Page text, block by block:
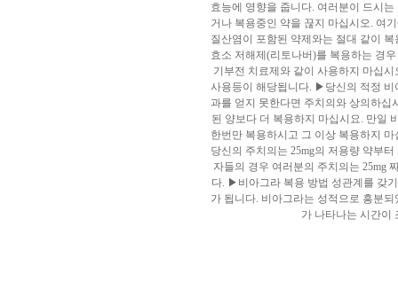
효능에 영향을 줍니다. 여러분이 드시
거나 복용중인 약을 끊지 마십시오. 여
질산염이 포함된 약제와는 절대 같이
효소 저해제(리토나버)를 복용하는 경
기부전 치료제와 같이 사용하지 마십
사용등이 해당됩니다. ▶당신의 적정 비
과를 얻지 못한다면 주치의와 상의하십
된 양보다 더 복용하지 마십시요. 만일
한번만 복용하시고 그 이상 복용하지
당신의 주치의는 25mg의 저용량 약부
자들의 경우 여러분의 주치의는 25mg
다. ▶비아그라 복용 방법 성관계를 갖
가 됩니다. 비아그라는 성적으로 흥분
가 나타나는 시간이